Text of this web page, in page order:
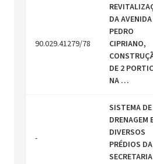
90.029.41279/78
DA AVENIDA
PEDRO
CIPRIANO,
DE 2
NA …
-
SISTEMA DE
DRENAGEM
DIVERSOS
PRÉDIOS DA